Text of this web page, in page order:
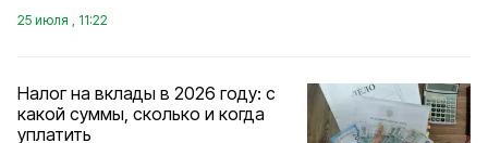
25 июля , 11:22
Налог на вклады в 2026 году: с
какой суммы, сколько и когда
уплатить